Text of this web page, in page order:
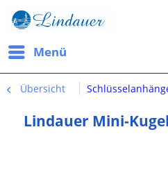
Menü
Übersicht
Lindauer Mini-